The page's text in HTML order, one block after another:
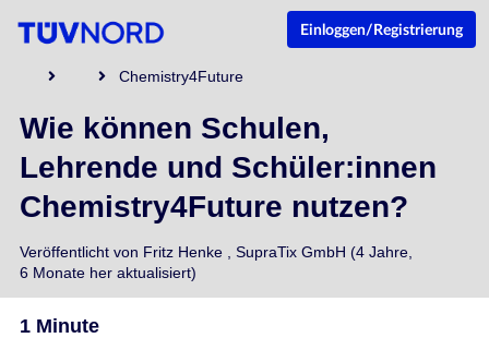
Einloggen/Registrierung
Chemistry4Future
1 Minute
Wie können Schulen,
Lehrende und Schüler:innen
Chemistry4Future nutzen?
Veröffentlicht von Fritz Henke, SupraTix GmbH (4 Jahre,
6 Monate her aktualisiert)